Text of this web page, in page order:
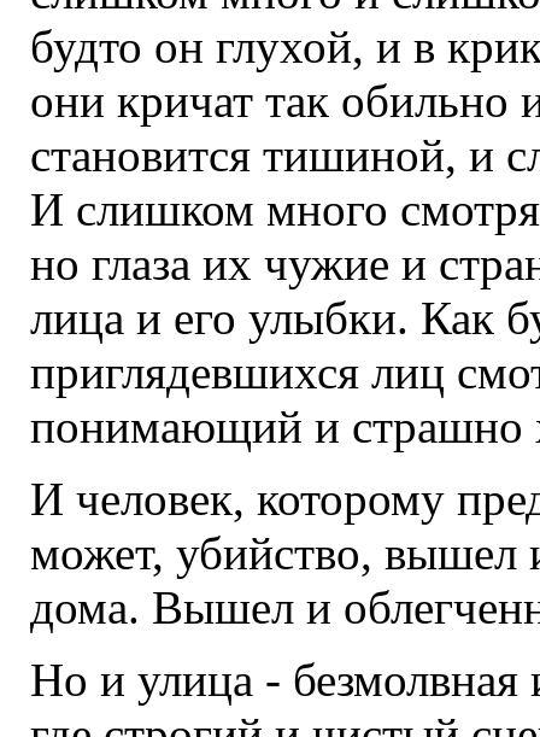
будто он глухой, и в
они кричат так обильно
становится тишиной, и
И слишком много
но глаза их чужие и
лица и его улыбки. Как
приглядевшихся лиц
понимающий и страшно
И человек, которому
может, убийство, вышел
дома. Вышел и
Но и улица - безмолвная